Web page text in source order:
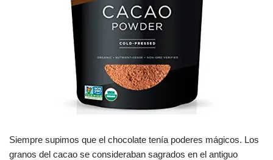
Siempre supimos que el chocolate tenía poderes mágicos. Los
granos del cacao se consideraban sagrados en el antiguo